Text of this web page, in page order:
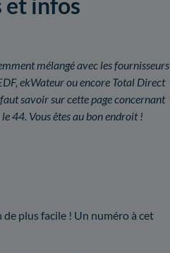
mélangé avec les fournisseurs
ekWateur ou encore Total Direct
savoir sur cette page concernant
44. Vous êtes au bon endroit !
de plus facile ! Un numéro à cet